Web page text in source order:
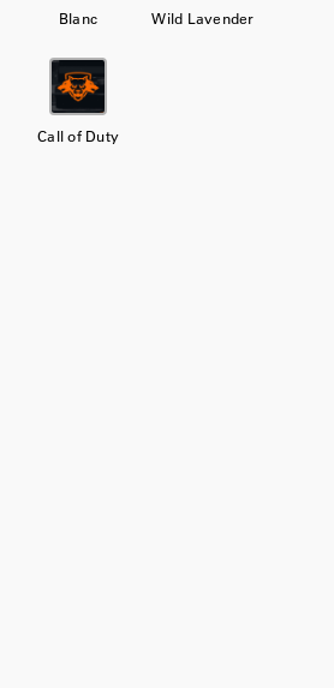
Blanc Wild Lavender
Call of Duty